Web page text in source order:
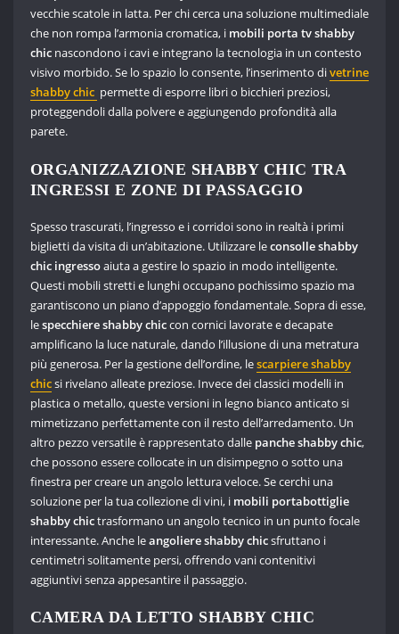
vecchie scatole in latta. Per chi cerca una soluzione multimediale
che non rompa l’armonia cromatica, i mobili porta tv shabby
chicnascondono i cavi e integrano la tecnologia in un contesto
visivo morbido. Se lo spazio lo consente, l’inserimento divetrine
shabby chic permette di esporre libri o bicchieri preziosi,
proteggendoli dalla polvere e aggiungendo profondità alla
parete.
ORGANIZZAZIONE SHABBY CHIC TRA
INGRESSI E ZONE DI PASSAGGIO
Spesso trascurati, l’ingresso e i corridoi sono in realtà i primi
biglietti da visita di un’abitazione. Utilizzare leconsolle shabby
chic ingressoaiuta a gestire lo spazio in modo intelligente.
Questi mobili stretti e lunghi occupano pochissimo spazio ma
garantiscono un piano d’appoggio fondamentale. Sopra di esse,
lespecchiere shabby chiccon cornici lavorate e decapate
amplificano la luce naturale, dando l’illusione di una metratura
più generosa. Per la gestione dell’ordine, lescarpiere shabby
chicsi rivelano alleate preziose. Invece dei classici modelli in
plastica o metallo, queste versioni in legno bianco anticato si
mimetizzano perfettamente con il resto dell’arredamento. Un
altro pezzo versatile è rappresentato dalle panche shabby chic,
che possono essere collocate in un disimpegno o sotto una
finestra per creare un angolo lettura veloce. Se cerchi una
soluzione per la tua collezione di vini, i mobili portabottiglie
shabby chictrasformano un angolo tecnico in un punto focale
interessante. Anche leangoliere shabby chicsfruttano i
centimetri solitamente persi, offrendo vani contenitivi
aggiuntivi senza appesantire il passaggio.
CAMERA DA LETTO SHABBY CHIC